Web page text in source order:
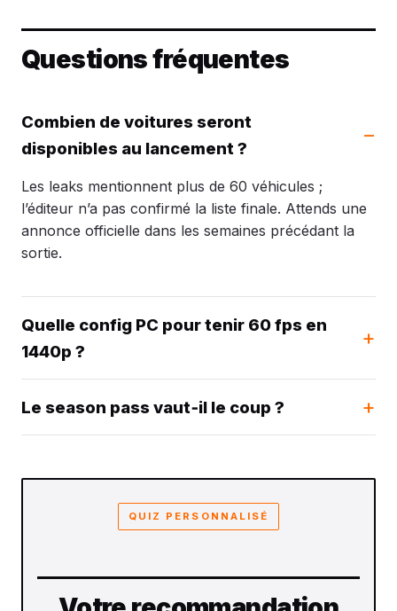
Questions fréquentes
Combien de voitures seront
disponibles au lancement ?
Les leaks mentionnent plus de 60 véhicules ;
l’éditeur n’a pas confirmé la liste finale. Attends une
annonce officielle dans les semaines précédant la
sortie.
Quelle config PC pour tenir 60 fps en
1440p ?
Le season pass vaut‑il le coup ?
QUIZ PERSONNALISÉ